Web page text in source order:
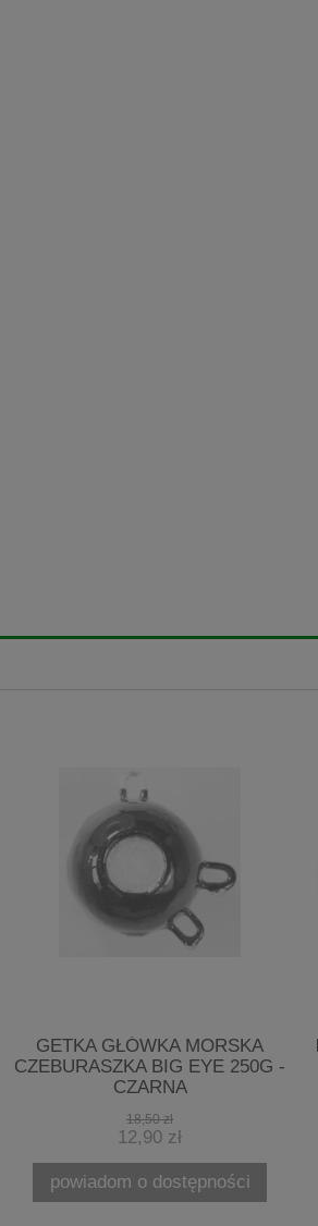
GETKA GŁÓWKA MORSKA
CZEBURASZKA BIG EYE 250G -
CZARNA
18,50 zł
12,90 zł
powiadom o dostępności